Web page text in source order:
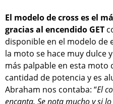
El modelo de cross es el
gracias al encendido GET
disponible en el modelo de
la moto se hace muy dulce
más palpable en esta moto
cantidad de potencia y es
Abraham nos contaba: “El
encanta. Se nota mucho y si